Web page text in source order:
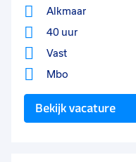
Alkmaar
40 uur
Vast
Mbo
Bekijk vacature